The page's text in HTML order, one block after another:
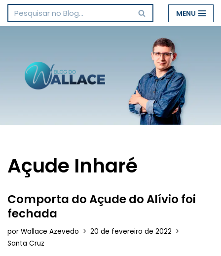
Pular
conteúdo
MENU
Açude Inharé
Comporta do Açude do Alívio foi
fechada
por Wallace Azevedo
20 de fevereiro de 2022
Santa Cruz